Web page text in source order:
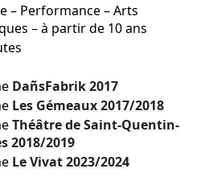
– Performance – Arts
– à partir de 10 ans
DañsFabrik2017
Les Gémeaux2017/2018
Théâtre de Saint-Quentin-
2018/2019
Le Vivat2023/2024